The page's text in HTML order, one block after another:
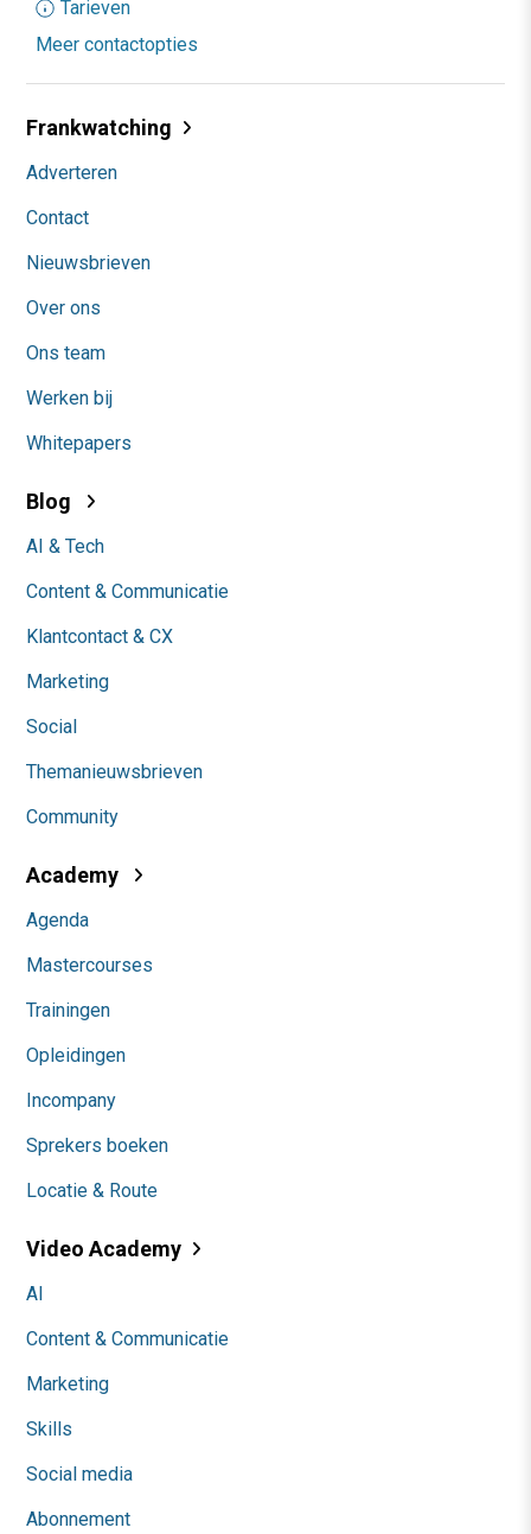
Tarieven
Meer contactopties
Frankwatching
Adverteren
Contact
Nieuwsbrieven
Over ons
Ons team
Werken bij
Whitepapers
Blog
AI & Tech
Content & Communicatie
Klantcontact & CX
Marketing
Social
Themanieuwsbrieven
Community
Academy
Agenda
Mastercourses
Trainingen
Opleidingen
Incompany
Sprekers boeken
Locatie & Route
Video Academy
AI
Content & Communicatie
Marketing
Skills
Social media
Abonnement